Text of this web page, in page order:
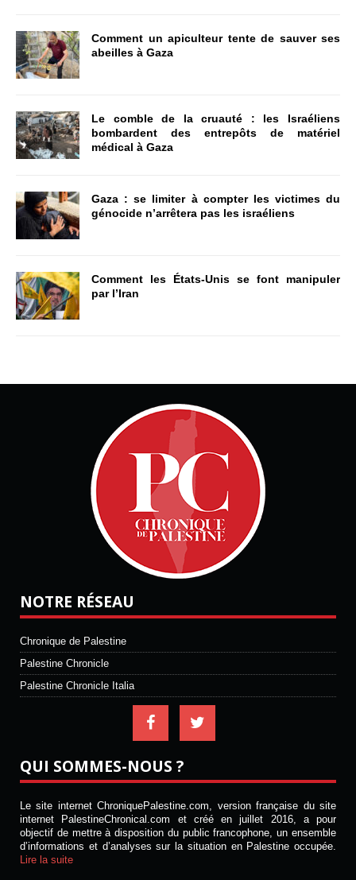
Comment un apiculteur tente de sauver ses
abeilles à Gaza
Le comble de la cruauté : les Israéliens
bombardent des entrepôts de matériel
médical à Gaza
Gaza : se limiter à compter les victimes du
génocide n’arrêtera pas les israéliens
Comment les États-Unis se font manipuler
par l’Iran
NOTRE RÉSEAU
Chronique de Palestine
Palestine Chronicle
Palestine Chronicle Italia
QUI SOMMES-NOUS ?
Le site internet ChroniquePalestine.com, version française du site
internet PalestineChronical.com et créé en juillet 2016, a pour
objectif de mettre à disposition du public francophone, un ensemble
d’informations et d’analyses sur la situation en Palestine occupée.
Lire la suite